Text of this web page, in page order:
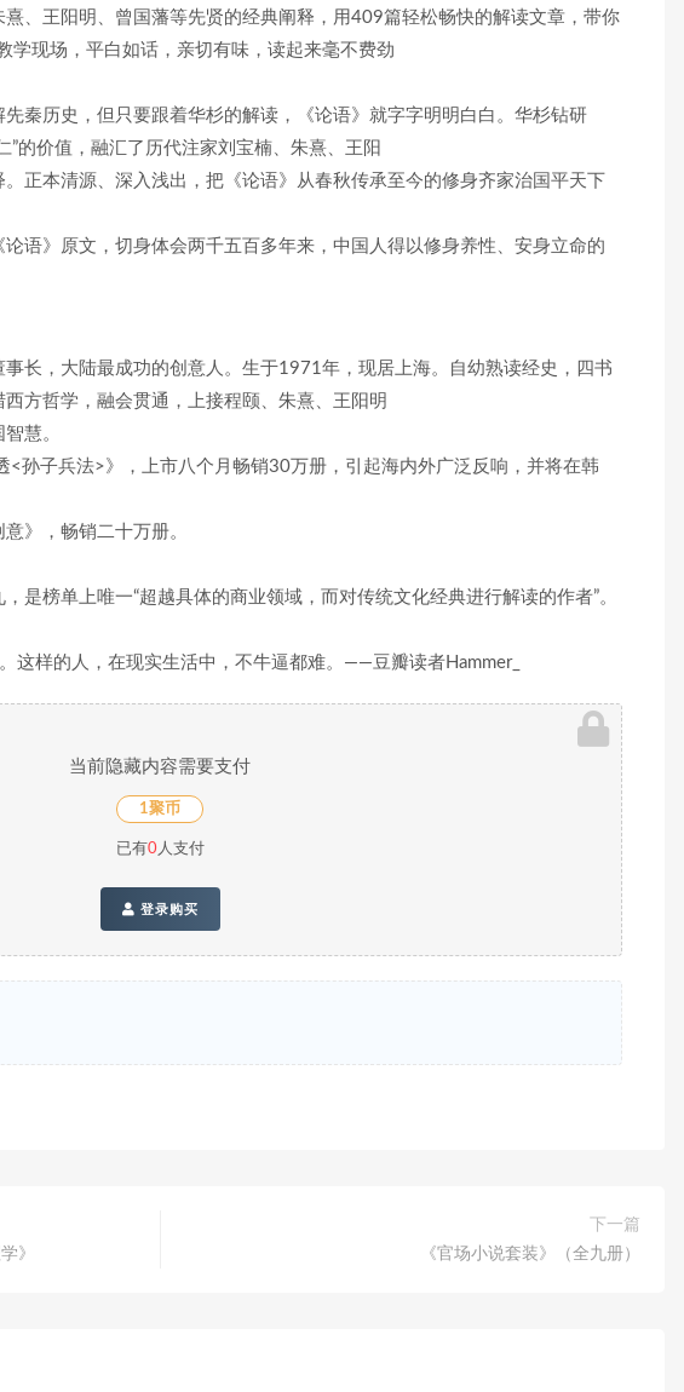
熹、王阳明、曾国藩等先贤的经典阐释，用409篇轻松畅快的解读文章，带你
学现场，平白如话，亲切有味，读起来毫不费劲
秦历史，但只要跟着华杉的解读，《论语》就字字明明白白。华杉钻研
”的价值，融汇了历代注家刘宝楠、朱熹、王阳
正本清源、深入浅出，把《论语》从春秋传承至今的修身齐家治国平天下
语》原文，切身体会两千五百多年来，中国人得以修身养性、安身立命的
长，大陆最成功的创意人。生于1971年，现居上海。自幼熟读经史，四书
方哲学，融会贯通，上接程颐、朱熹、王阳明
慧。
<孙子兵法>》，上市八个月畅销30万册，引起海内外广泛反响，并将在韩
》，畅销二十万册。
是榜单上唯一“超越具体的商业领域，而对传统文化经典进行解读的作者”。
这样的人，在现实生活中，不牛逼都难。——豆瓣读者Hammer_
当前隐藏内容需要支付
1聚币
已有0人支付
登录购买
》
下一篇
《官场小说套装》（全九册）